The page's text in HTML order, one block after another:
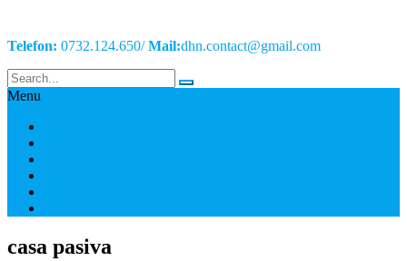
Telefon: 0732.124.650/Mail:dhn.contact@gmail.com
Menu
casa pasiva